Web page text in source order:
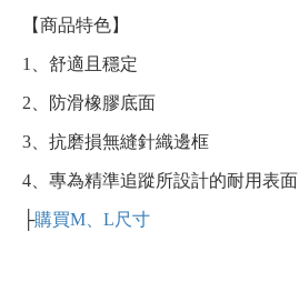
【商品特色】
1、舒適且穩定
2、防滑橡膠底面
3、抗磨損無縫針織邊框
4、專為精準追蹤所設計的耐用表面
├購買M、L尺寸